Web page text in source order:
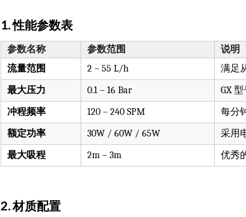
1. 性能参数表
参数名称 参数范围
说明
流量范围
2 – 55 L/h
满足
最大压力
0.1 – 16 Bar
GX
冲程频率
120 – 240 SPM
每分
额定功率
30W / 60W / 65W
采用
最大吸程
2m – 3m 优秀
2. 材质配置